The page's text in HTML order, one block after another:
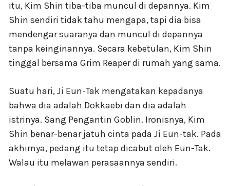
itu, Kim Shin tiba-tiba muncul di depannya. Kim
Shin sendiri tidak tahu mengapa, tapi dia bisa
mendengar suaranya dan muncul di depannya
tanpa keinginannya. Secara kebetulan, Kim Shin
tinggal bersama Grim Reaper di rumah yang sama.
Suatu hari, Ji Eun-Tak mengatakan kepadanya
bahwa dia adalah Dokkaebi dan dia adalah
istrinya. Sang Pengantin Goblin. Ironisnya, Kim
Shin benar-benar jatuh cinta pada Ji Eun-tak. Pada
akhirnya, pedang itu tetap dicabut oleh Eun-Tak.
Walau itu melawan perasaannya sendiri.